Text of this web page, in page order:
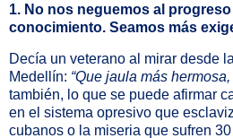
1. No nos neguemos al progreso
conocimiento. Seamos más
Decía un veterano al mirar desde
Medellín: “Que jaula más
también, lo que se puede afirmar
en el sistema opresivo que
cubanos o la miseria que sufren